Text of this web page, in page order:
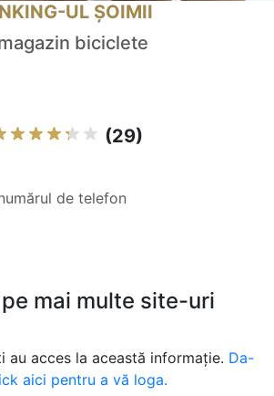
UL ȘOIMII
biciclete
(29)
de telefon
mai multe site-uri
au acces la această informație. Da-
aici pentru a vă loga.